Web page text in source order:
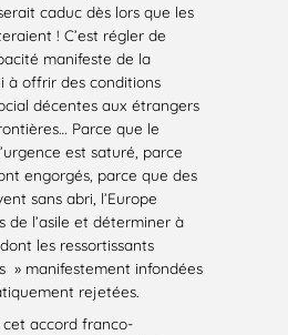
caduc dès lors que les
! C’est régler de
manifeste de la
à offrir des conditions
décentes aux étrangers
Parce que le
est saturé, parce
engorgés, parce que des
sans abri, l’Europe
de l’asile et déterminer à
les ressortissants
» manifestement infondées
rejetées.
accord franco-